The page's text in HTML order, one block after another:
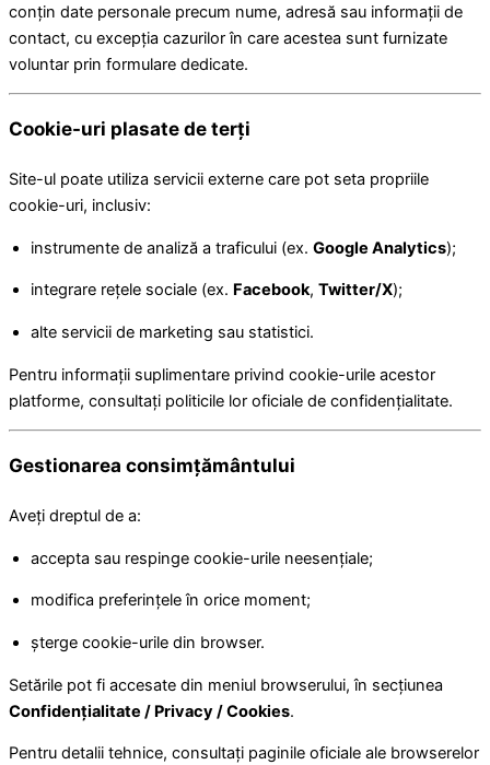
conțin date personale precum nume, adresă sau informații de
contact, cu excepția cazurilor în care acestea sunt furnizate
voluntar prin formulare dedicate.
Cookie-uri plasate de terți
Site-ul poate utiliza servicii externe care pot seta propriile
cookie-uri, inclusiv:
instrumente de analiză a traficului (ex. Google Analytics);
integrare rețele sociale (ex. Facebook, Twitter/X);
alte servicii de marketing sau statistici.
Pentru informații suplimentare privind cookie-urile acestor
platforme, consultați politicile lor oficiale de confidențialitate.
Gestionarea consimțământului
Aveți dreptul de a:
accepta sau respinge cookie-urile neesențiale;
modifica preferințele în orice moment;
șterge cookie-urile din browser.
Setările pot fi accesate din meniul browserului, în secțiunea
Confidențialitate / Privacy / Cookies.
Pentru detalii tehnice, consultați paginile oficiale ale browserelor